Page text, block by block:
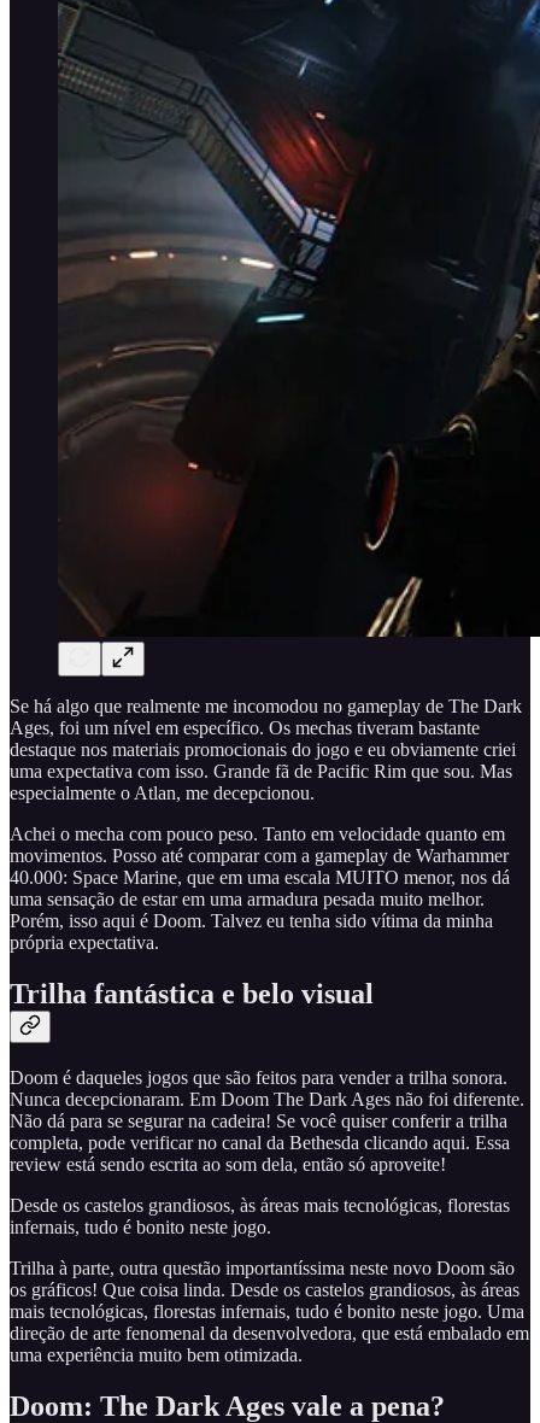
Se há algo que realmente me incomodou no gameplay de The Dark
Ages, foi um nível em específico. Os mechas tiveram bastante
destaque nos materiais promocionais do jogo e eu obviamente criei
uma expectativa com isso. Grande fã de Pacific Rim que sou. Mas
especialmente o Atlan, me decepcionou.
Achei o mecha com pouco peso. Tanto em velocidade quanto em
movimentos. Posso até comparar com a gameplay de Warhammer
40.000: Space Marine, que em uma escala MUITO menor, nos dá
uma sensação de estar em uma armadura pesada muito melhor.
Porém, isso aqui é Doom. Talvez eu tenha sido vítima da minha
própria expectativa.
Trilha fantástica e belo visual
Doom é daqueles jogos que são feitos para vender a trilha sonora.
Nunca decepcionaram. Em Doom The Dark Ages não foi diferente.
Não dá para se segurar na cadeira! Se você quiser conferir a trilha
completa, pode verificar no canal da Bethesda clicando aqui. Essa
review está sendo escrita ao som dela, então só aproveite!
Desde os castelos grandiosos, às áreas mais tecnológicas, florestas
infernais, tudo é bonito neste jogo.
Trilha à parte, outra questão importantíssima neste novo Doom são
os gráficos! Que coisa linda. Desde os castelos grandiosos, às áreas
mais tecnológicas, florestas infernais, tudo é bonito neste jogo. Uma
direção de arte fenomenal da desenvolvedora, que está embalado em
uma experiência muito bem otimizada.
Doom: The Dark Ages vale a pena?